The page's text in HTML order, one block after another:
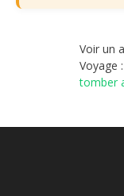
Voir un
Voyage :
tomber